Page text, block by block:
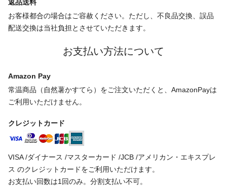
返品送料
お客様都合の場合はご容赦ください。ただし、不良品交換、誤品
配送交換は当社負担とさせていただきます。
お支払い方法について
Amazon Pay
常温商品（自然薯かすてら）をご注文いただくと、AmazonPayは
ご利用いただけません。
クレジットカード
VISA /ダイナース /マスターカード /JCB /アメリカン・エキスプレ
ス のクレジットカードをご利用いただけます。
お支払い回数は1回のみ。分割支払い不可。